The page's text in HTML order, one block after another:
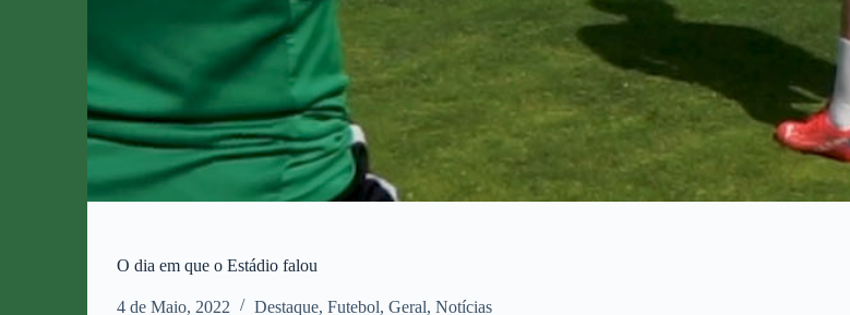
O dia em que o Estádio falou
4 de Maio, 2022 Destaque,Futebol,Geral,Notícias